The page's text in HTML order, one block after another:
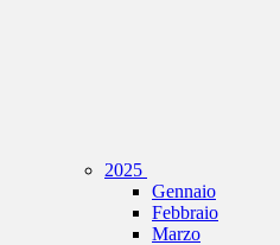
2025
Gennaio
Febbraio
Marzo